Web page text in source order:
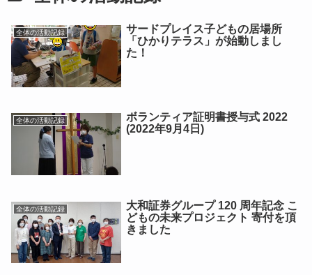
全体の活動記録
サードプレイス子どもの居場所
「ひかりテラス」が始動しまし
た！
全体の活動記録
ボランティア証明書授与式 2022
(2022年9月4日)
全体の活動記録
大和証券グループ 120 周年記念 こ
どもの未来プロジェクト 寄付を頂
きました